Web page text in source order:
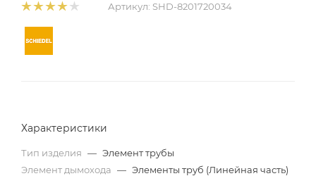
Артикул: SHD-8201720034
Характеристики
Тип изделия — Элемент трубы
Элемент дымохода — Элементы труб (Линейная часть)